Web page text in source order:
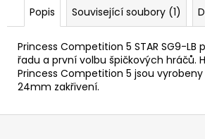
Popis Související soubory (1)
Princess Competition 5 STAR SG9-
řadu a první volbu špičkových hráčů.
Princess Competition 5 jsou
24mm zakřivení.
Z